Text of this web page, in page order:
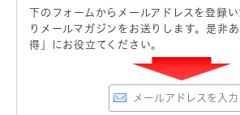
下のフォームからメールアドレスを登録
りメールマガジンをお送りします。是非
得」にお役立てください。